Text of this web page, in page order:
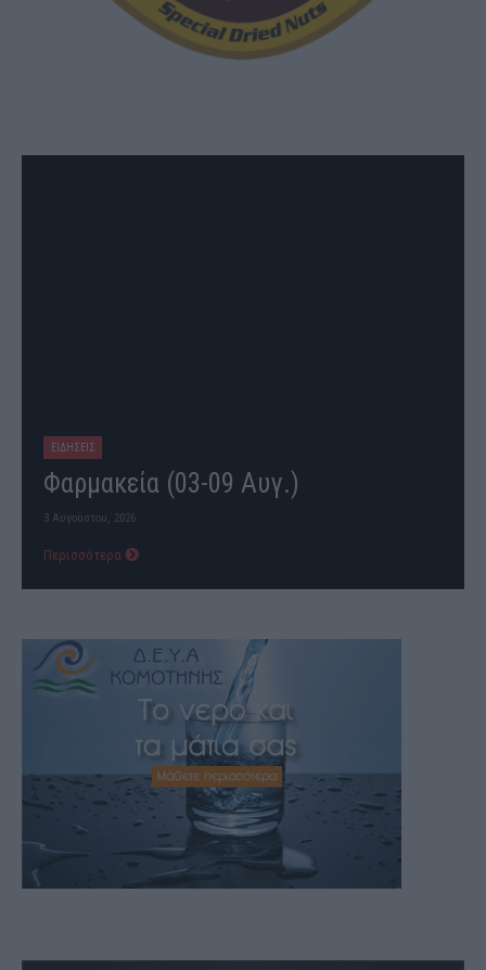
ΕΙΔΗΣΕΙΣ
Φαρμακεία (03-09 Αυγ.)
3 Αυγούστου, 2026
Περισσότερα